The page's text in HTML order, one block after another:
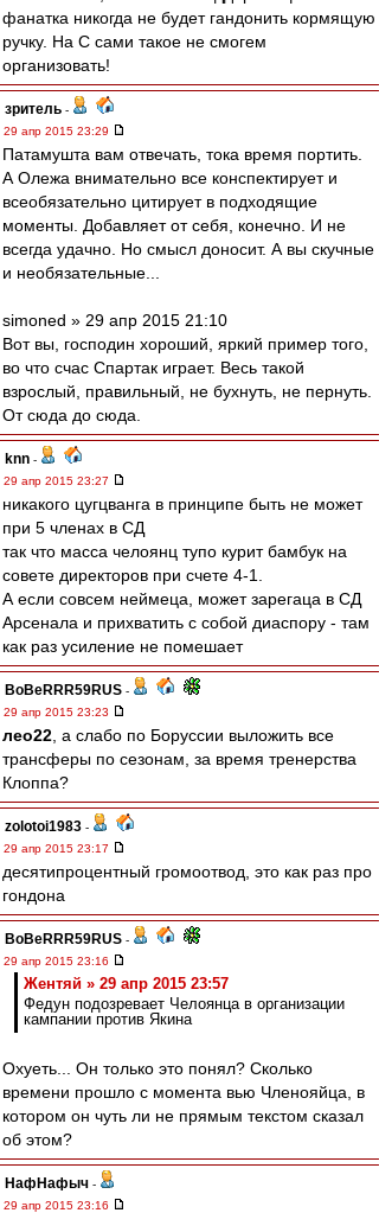
фанатка никогда не будет гандонить кормящую
ручку. На С сами такое не смогем
организовать!
зpитель -
29 апр 2015 23:29
Патамушта вам отвечать, тока время портить.
А Олежа внимательно все конспектирует и
всеобязательно цитирует в подходящие
моменты. Добавляет от себя, конечно. И не
всегда удачно. Но смысл доносит. А вы скучные
и необязательные...
simoned » 29 апр 2015 21:10
Вот вы, господин хороший, яркий пример того,
во что счас Спартак играет. Весь такой
взрослый, правильный, не бухнуть, не пернуть.
От сюда до сюда.
knn -
29 апр 2015 23:27
никакого цугцванга в принципе быть не может
при 5 членах в СД
так что масса челоянц тупо курит бамбук на
совете директоров при счете 4-1.
А если совсем неймеца, может зарегаца в СД
Арсенала и прихватить с собой диаспору - там
как раз усиление не помешает
BoBeRRR59RUS -
29 апр 2015 23:23
лео22 , а слабо по Боруссии выложить все
трансферы по сезонам, за время тренерства
Клоппа?
zolotoi1983 -
29 апр 2015 23:17
десятипроцентный громоотвод, это как раз про
гондона
BoBeRRR59RUS -
29 апр 2015 23:16
Жентяй » 29 апр 2015 23:57
Федун подозревает Челоянца в организации
кампании против Якина
Охуеть... Он только это понял? Сколько
времени прошло с момента вью Членояйца, в
котором он чуть ли не прямым текстом сказал
об этом?
НафНафыч -
29 апр 2015 23:16